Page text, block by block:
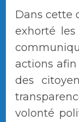
Dans cette
exhorté
actions
des
volonté